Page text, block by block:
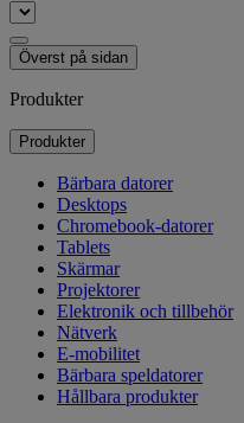
Överst på sidan
Produkter
Produkter
Bärbara datorer
Desktops
Chromebook-datorer
Tablets
Skärmar
Projektorer
Elektronik och tillbehör
Nätverk
E-mobilitet
Bärbara speldatorer
Hållbara produkter